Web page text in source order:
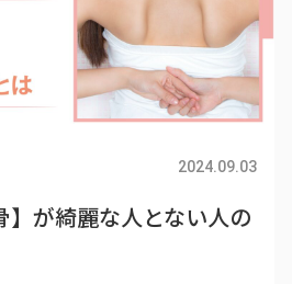
2024.09.03
】が綺麗な人とない人の